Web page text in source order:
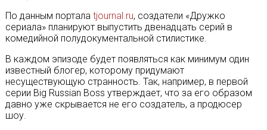
По данным портала tjournal.ru, создатели «Дружко
сериала» планируют выпустить двенадцать серий в
комедийной полудокументальной стилистике.
В каждом эпизоде будет появляться как минимум один
известный блогер, которому придумают
несуществующую странность. Так, например, в первой
серии Big Russian Boss утверждает, что за его образом
давно уже скрывается не его создатель, а продюсер
шоу.